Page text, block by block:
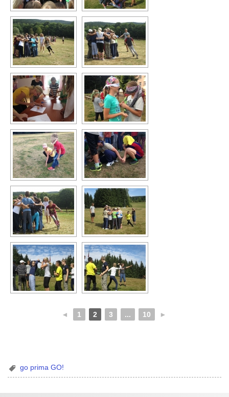
◄ 1 2 3 ... 10 ►
go prima GO!